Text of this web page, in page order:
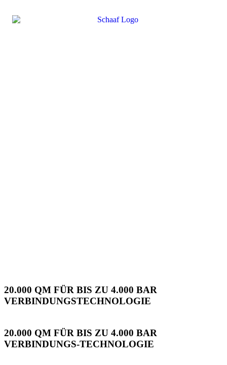
20.000 QM FÜR BIS ZU 4.000 BAR
VERBINDUNGSTECHNOLOGIE
20.000 QM FÜR BIS ZU 4.000 BAR
VERBINDUNGS-TECHNOLOGIE